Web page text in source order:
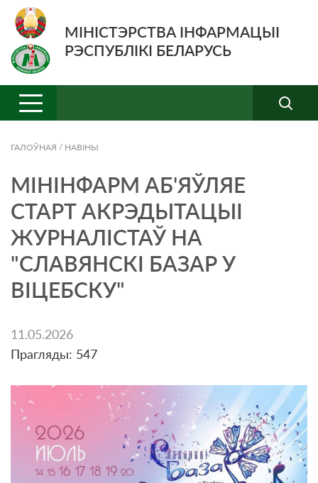
МІНІСТЭРСТВА ІНФАРМАЦЫІ
РЭСПУБЛІКІ БЕЛАРУСЬ
ГАЛОЎНАЯ / НАВIНЫ
МІНІНФАРМ АБ'ЯЎЛЯЕ
СТАРТ АКРЭДЫТАЦЫІ
ЖУРНАЛІСТАЎ НА
"СЛАВЯНСКІ БАЗАР У
ВІЦЕБСКУ"
11.05.2026
Прагляды: 547